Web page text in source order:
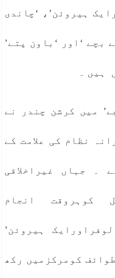
ہیروئن’، ‘چاندی
بچے ‘اور ‘باون پتے’
ہیں ۔
میں کرشن چندر نے
نظام کی علامت کے
جہاں غیراخلاقی
کوہروقت انجام
ہیروئن’
کومرکزمیں رکھ